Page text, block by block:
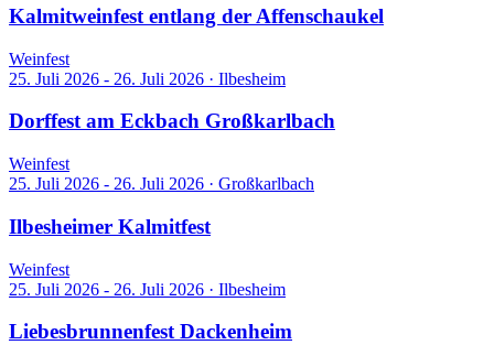
Kalmitweinfest entlang der Affenschaukel
Weinfest
25. Juli 2026 - 26. Juli 2026 · Ilbesheim
Dorffest am Eckbach Großkarlbach
Weinfest
25. Juli 2026 - 26. Juli 2026 · Großkarlbach
Ilbesheimer Kalmitfest
Weinfest
25. Juli 2026 - 26. Juli 2026 · Ilbesheim
Liebesbrunnenfest Dackenheim